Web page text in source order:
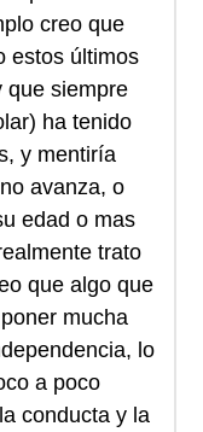
creo que
estos últimos
que siempre
ha tenido
y mentiría
avanza, o
edad o mas
trato
que algo que
mucha
lo
a poco
conducta y la